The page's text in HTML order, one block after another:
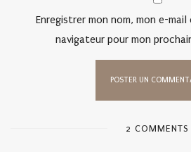
Enregistrer mon nom, mon e-
navigateur pour mon
2 COMMENTS